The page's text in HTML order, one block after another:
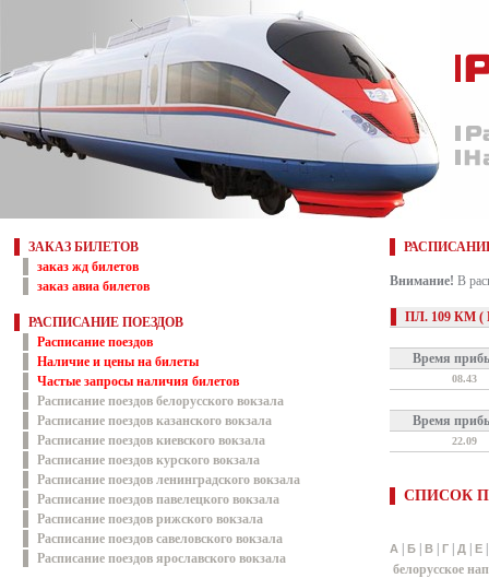
ЗАКАЗ БИЛЕТОВ
заказ жд билетов
заказ авиа билетов
РАСПИСАНИЕ ПОЕЗДОВ
Расписание поездов
Наличие и цены на билеты
Частые запросы наличия билетов
Расписание поездов белорусского вокзала
Расписание поездов казанского вокзала
Расписание поездов киевского вокзала
Расписание поездов курского вокзала
Расписание поездов ленинградского вокзала
Расписание поездов павелецкого вокзала
Расписание поездов рижского вокзала
Расписание поездов савеловского вокзала
Расписание поездов ярославского вокзала
Внимание! В
ПЛ. 109 КМ
Время
08.43
Время
22.09
СПИСОК
А Б В Г Д Е
белорусское